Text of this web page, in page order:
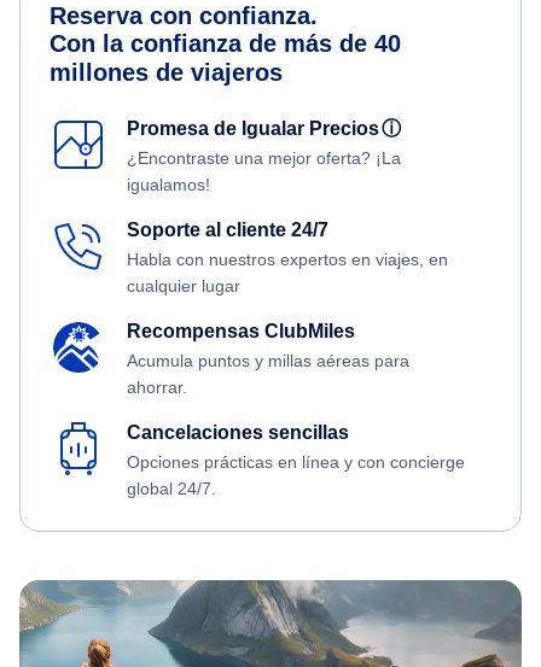
Reserva con confianza.
Con la confianza de más de 40
millones de viajeros
Promesa de Igualar Preciosⓘ
¿Encontraste una mejor oferta? ¡La
igualamos!
Soporte al cliente 24/7
Habla con nuestros expertos en viajes, en
cualquier lugar
Recompensas ClubMiles
Acumula puntos y millas aéreas para
ahorrar.
Cancelaciones sencillas
Opciones prácticas en línea y con concierge
global 24/7.